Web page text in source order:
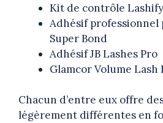
Kit de contrôle
Adhésif professionnel
Super Bond
Adhésif JB Lashes Pro
Glamcor Volume
Chacun d’entre eux offre
légèrement différentes en